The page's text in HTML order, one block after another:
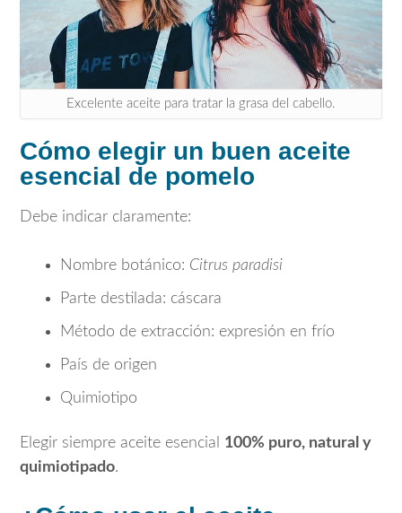
Excelente aceite para tratar la grasa del cabello.
Cómo elegir un buen aceite
esencial de pomelo
Debe indicar claramente:
Nombre botánico: Citrus paradisi
Parte destilada: cáscara
Método de extracción: expresión en frío
País de origen
Quimiotipo
Elegir siempre aceite esencial 100% puro, natural y
quimiotipado.